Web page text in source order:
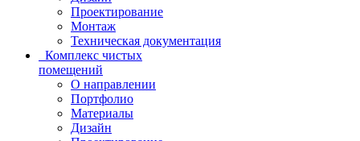
Проектирование
Монтаж
Техническая документация
Комплекс чистых
помещений
О направлении
Портфолио
Материалы
Дизайн